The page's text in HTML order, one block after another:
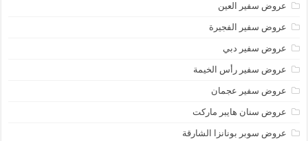
عروض سفير العين
عروض سفير الفجيرة
عروض سفير دبي
عروض سفير رأس الخيمة
عروض سفير عجمان
عروض سنان هايبر ماركت
عروض سوبر بونانزا الشارقة